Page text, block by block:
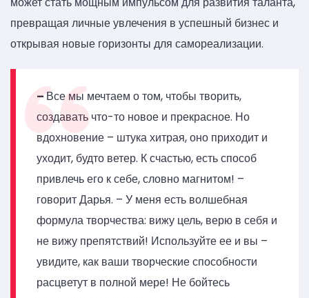
превращая личные увлечения в успешный бизнес и
открывая новые горизонты для самореализации.
– Все мы мечтаем о том, чтобы творить,
создавать что-то новое и прекрасное. Но
вдохновение – штука хитрая, оно приходит и
уходит, будто ветер. К счастью, есть способ
привлечь его к себе, словно магнитом! –
говорит Дарья. – У меня есть волшебная
формула творчества: вижу цель, верю в себя и
не вижу препятствий! Используйте ее и вы –
увидите, как ваши творческие способности
расцветут в полной мере! Не бойтесь